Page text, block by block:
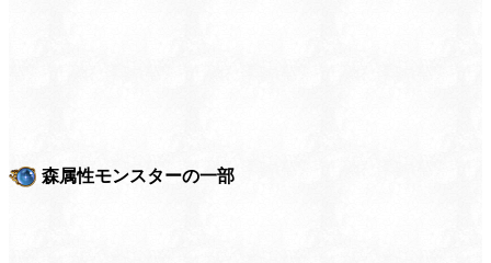
森属性モンスターの一部